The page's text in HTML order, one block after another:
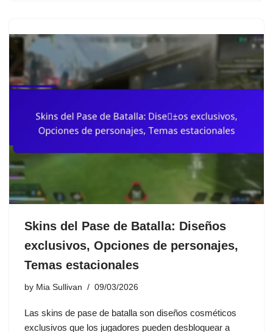
Skins del Pase de Batalla: Diseños
exclusivos, Opciones de personajes,
Temas estacionales
by Mia Sullivan 09/03/2026
Las skins de pase de batalla son diseños cosméticos
exclusivos que los jugadores pueden desbloquear a